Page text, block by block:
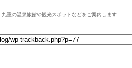
九重の温泉旅館や観光スポットなどをご案内します